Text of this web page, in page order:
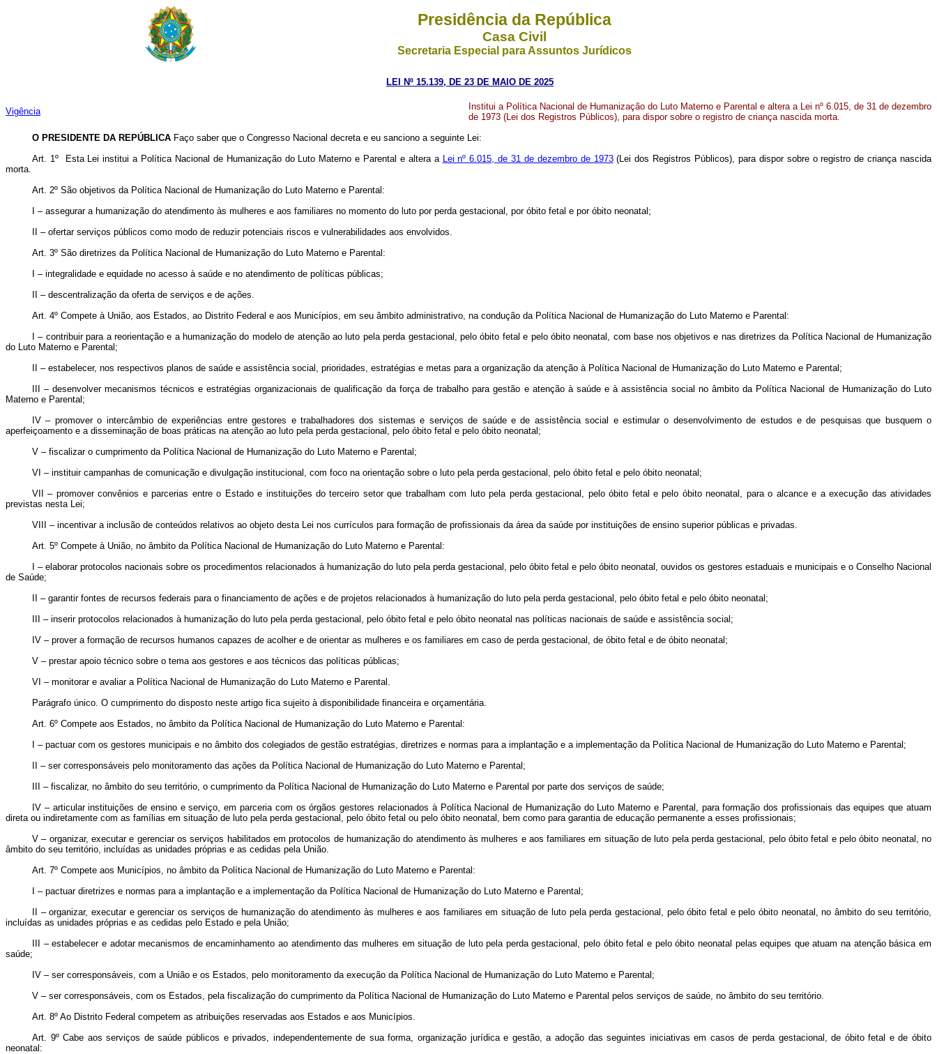
Presidência da República
Casa Civil
Secretaria Especial para Assuntos Jurídicos
LEI Nº 15.139, DE 23 DE MAIO DE 2025
Vigência
Institui a Política Nacional de Humanização do Luto Materno e Parental e altera a Lei nº 6.015, de 31 de dezembro
de 1973 (Lei dos Registros Públicos), para dispor sobre o registro de criança nascida morta.
O PRESIDENTE DA REPÚBLICA Faço saber que o Congresso Nacional decreta e eu sanciono a seguinte Lei:
Art. 1º
Esta Lei institui a Política Nacional de Humanização do Luto Materno e Parental e altera a Lei nº 6.015, de 31 de dezembro de 1973(Lei dos Registros Públicos), para dispor sobre o registro de criança nascida
morta.
Art. 2º São objetivos da Política Nacional de Humanização do Luto Materno e Parental:
I – assegurar a humanização do atendimento às mulheres e aos familiares no momento do luto por perda gestacional, por óbito fetal e por óbito neonatal;
II – ofertar serviços públicos como modo de reduzir potenciais riscos e vulnerabilidades aos envolvidos.
Art. 3º São diretrizes da Política Nacional de Humanização do Luto Materno e Parental:
I – integralidade e equidade no acesso à saúde e no atendimento de políticas públicas;
II – descentralização da oferta de serviços e de ações.
Art. 4º Compete à União, aos Estados, ao Distrito Federal e aos Municípios, em seu âmbito administrativo, na condução da Política Nacional de Humanização do Luto Materno e Parental:
I – contribuir para a reorientação e a humanização do modelo de atenção ao luto pela perda gestacional, pelo óbito fetal e pelo óbito neonatal, com base nos objetivos e nas diretrizes da Política Nacional de Humanização
do Luto Materno e Parental;
II – estabelecer, nos respectivos planos de saúde e assistência social, prioridades, estratégias e metas para a organização da atenção à Política Nacional de Humanização do Luto Materno e Parental;
III – desenvolver mecanismos técnicos e estratégias organizacionais de qualificação da força de trabalho para gestão e atenção à saúde e à assistência social no âmbito da Política Nacional de Humanização do Luto
Materno e Parental;
IV – promover o intercâmbio de experiências entre gestores e trabalhadores dos sistemas e serviços de saúde e de assistência social e estimular o desenvolvimento de estudos e de pesquisas que busquem o
aperfeiçoamento e a disseminação de boas práticas na atenção ao luto pela perda gestacional, pelo óbito fetal e pelo óbito neonatal;
V – fiscalizar o cumprimento da Política Nacional de Humanização do Luto Materno e Parental;
VI – instituir campanhas de comunicação e divulgação institucional, com foco na orientação sobre o luto pela perda gestacional, pelo óbito fetal e pelo óbito neonatal;
VII – promover convênios e parcerias entre o Estado e instituições do terceiro setor que trabalham com luto pela perda gestacional, pelo óbito fetal e pelo óbito neonatal, para o alcance e a execução das atividades
previstas nesta Lei;
VIII – incentivar a inclusão de conteúdos relativos ao objeto desta Lei nos currículos para formação de profissionais da área da saúde por instituições de ensino superior públicas e privadas.
Art. 5º Compete à União, no âmbito da Política Nacional de Humanização do Luto Materno e Parental:
I – elaborar protocolos nacionais sobre os procedimentos relacionados à humanização do luto pela perda gestacional, pelo óbito fetal e pelo óbito neonatal, ouvidos os gestores estaduais e municipais e o Conselho Nacional
de Saúde;
II – garantir fontes de recursos federais para o financiamento de ações e de projetos relacionados à humanização do luto pela perda gestacional, pelo óbito fetal e pelo óbito neonatal;
III – inserir protocolos relacionados à humanização do luto pela perda gestacional, pelo óbito fetal e pelo óbito neonatal nas políticas nacionais de saúde e assistência social;
IV – prover a formação de recursos humanos capazes de acolher e de orientar as mulheres e os familiares em caso de perda gestacional, de óbito fetal e de óbito neonatal;
V – prestar apoio técnico sobre o tema aos gestores e aos técnicos das políticas públicas;
VI – monitorar e avaliar a Política Nacional de Humanização do Luto Materno e Parental.
Parágrafo único. O cumprimento do disposto neste artigo fica sujeito à disponibilidade financeira e orçamentária.
Art. 6º Compete aos Estados, no âmbito da Política Nacional de Humanização do Luto Materno e Parental:
I – pactuar com os gestores municipais e no âmbito dos colegiados de gestão estratégias, diretrizes e normas para a implantação e a implementação da Política Nacional de Humanização do Luto Materno e Parental;
II – ser corresponsáveis pelo monitoramento das ações da Política Nacional de Humanização do Luto Materno e Parental;
III – fiscalizar, no âmbito do seu território, o cumprimento da Política Nacional de Humanização do Luto Materno e Parental por parte dos serviços de saúde;
IV – articular instituições de ensino e serviço, em parceria com os órgãos gestores relacionados à Política Nacional de Humanização do Luto Materno e Parental, para formação dos profissionais das equipes que atuam
direta ou indiretamente com as famílias em situação de luto pela perda gestacional, pelo óbito fetal ou pelo óbito neonatal, bem como para garantia de educação permanente a esses profissionais;
V – organizar, executar e gerenciar os serviços habilitados em protocolos de humanização do atendimento às mulheres e aos familiares em situação de luto pela perda gestacional, pelo óbito fetal e pelo óbito neonatal, no
âmbito do seu território, incluídas as unidades próprias e as cedidas pela União.
Art. 7º Compete aos Municípios, no âmbito da Política Nacional de Humanização do Luto Materno e Parental:
I – pactuar diretrizes e normas para a implantação e a implementação da Política Nacional de Humanização do Luto Materno e Parental;
II – organizar, executar e gerenciar os serviços de humanização do atendimento às mulheres e aos familiares em situação de luto pela perda gestacional, pelo óbito fetal e pelo óbito neonatal, no âmbito do seu território,
incluídas as unidades próprias e as cedidas pelo Estado e pela União;
III – estabelecer e adotar mecanismos de encaminhamento ao atendimento das mulheres em situação de luto pela perda gestacional, pelo óbito fetal e pelo óbito neonatal pelas equipes que atuam na atenção básica em
saúde;
IV – ser corresponsáveis, com a União e os Estados, pelo monitoramento da execução da Política Nacional de Humanização do Luto Materno e Parental;
V – ser corresponsáveis, com os Estados, pela fiscalização do cumprimento da Política Nacional de Humanização do Luto Materno e Parental pelos serviços de saúde, no âmbito do seu território.
Art. 8º Ao Distrito Federal competem as atribuições reservadas aos Estados e aos Municípios.
Art. 9ºCabe aos serviços de saúde públicos e privados, independentemente de sua forma, organização jurídica e gestão, a adoção das seguintes iniciativas em casos de perda gestacional, de óbito fetal e de óbito
neonatal: